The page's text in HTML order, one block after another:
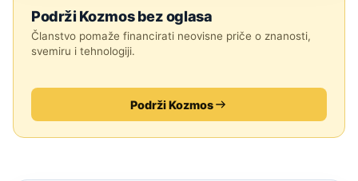
Podrži Kozmos bez oglasa
Članstvo pomaže financirati neovisne priče o znanosti,
svemiru i tehnologiji.
Podrži Kozmos